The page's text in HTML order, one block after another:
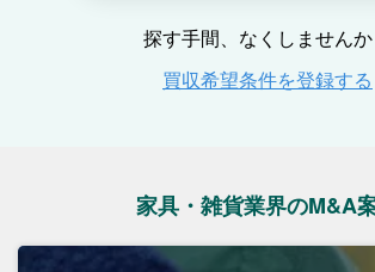
家具・雑貨業界のM&A